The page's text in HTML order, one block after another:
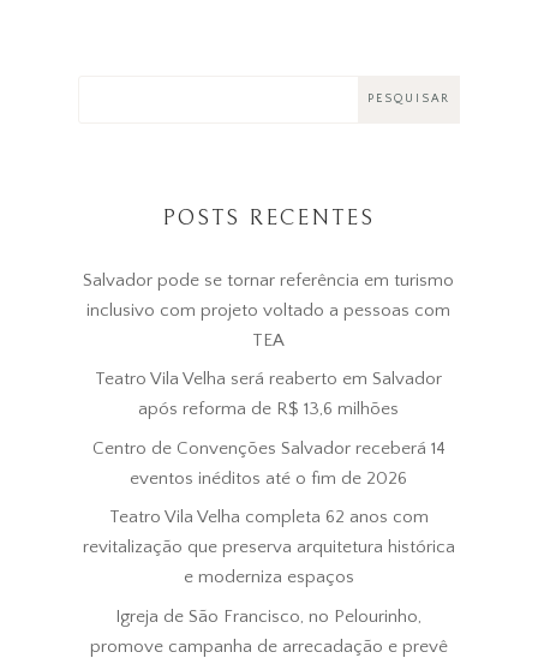
POSTS RECENTES
Salvador pode se tornar referência em turismo
inclusivo com projeto voltado a pessoas com
TEA
Teatro Vila Velha será reaberto em Salvador
após reforma de R$ 13,6 milhões
Centro de Convenções Salvador receberá 14
eventos inéditos até o fim de 2026
Teatro Vila Velha completa 62 anos com
revitalização que preserva arquitetura histórica
e moderniza espaços
Igreja de São Francisco, no Pelourinho,
promove campanha de arrecadação e prevê